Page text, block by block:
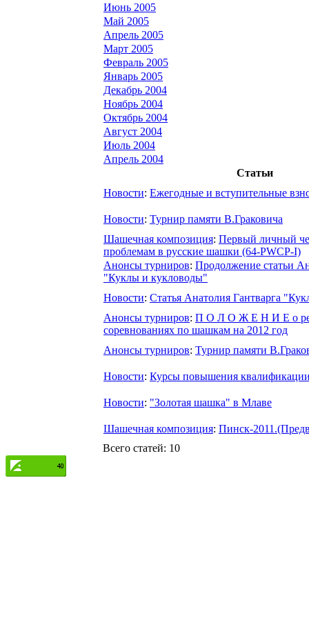
Июнь 2005
Май 2005
Апрель 2005
Март 2005
Февраль 2005
Январь 2005
Декабрь 2004
Ноябрь 2004
Октябрь 2004
Август 2004
Июль 2004
Апрель 2004
Статьи
Новости: Ежегодные и вступительные
Новости: Турнир памяти В.Граковича
Шашечная композиция: Первый личный
проблемам в русские шашки (64-PWCP-I)
Анонсы турниров: Продолжение статьи
"Куклы и кукловоды"
Новости: Статья Анатолия Гантварга
Анонсы турниров: П О Л О Ж Е Н И Е o
соревнованиях по шашкам на 2012 год
Анонсы турниров: Турнир памяти
Новости: Курсы повышения
Новости: "Золотая шашка" в Млаве
Шашечная композиция: Пинск-
Всего статей: 10